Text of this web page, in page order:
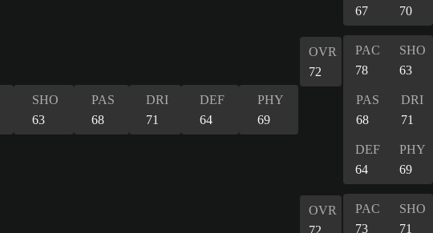
67
70
SHO
63
PAS
68
DRI
71
DEF
64
PHY
69
OVR
72
PAC
78
SHO
63
PAS
68
DRI
71
DEF
64
PHY
69
OVR
72
PAC
73
SHO
71